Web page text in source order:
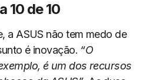
10 de 10
a ASUS não tem medo de
é inovação. “O
é um dos recursos